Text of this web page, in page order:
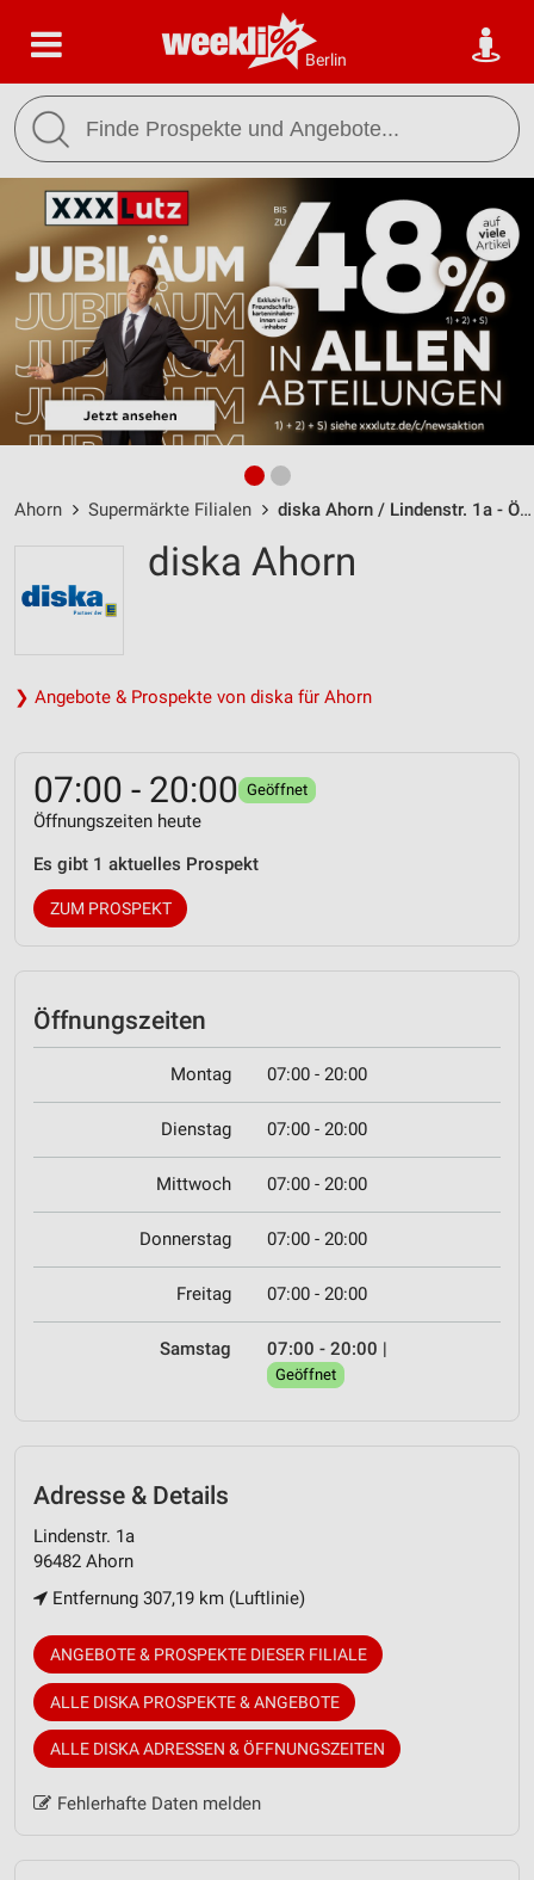
Berlin
Ahorn Supermärkte Filialen diska Ahorn / Lindenstr. 1a - Öffnungszeiten & Adresse
diska Ahorn
❯ Angebote & Prospekte von diska für Ahorn
07:00 - 20:00 Geöffnet
Öffnungszeiten heute
Es gibt 1 aktuelles Prospekt
ZUM PROSPEKT
Öffnungszeiten
Montag 07:00 - 20:00
Dienstag 07:00 - 20:00
Mittwoch 07:00 - 20:00
Donnerstag 07:00 - 20:00
Freitag 07:00 - 20:00
Samstag 07:00 - 20:00 |
Geöffnet
Adresse & Details
Lindenstr. 1a
96482 Ahorn
Entfernung 307,19 km (Luftlinie)
ANGEBOTE & PROSPEKTE DIESER FILIALE
ALLE DISKA PROSPEKTE & ANGEBOTE
ALLE DISKA ADRESSEN & ÖFFNUNGSZEITEN
Fehlerhafte Daten melden